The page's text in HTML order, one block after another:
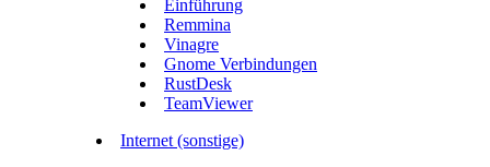
Einführung
Remmina
Vinagre
Gnome Verbindungen
RustDesk
TeamViewer
Internet (sonstige)